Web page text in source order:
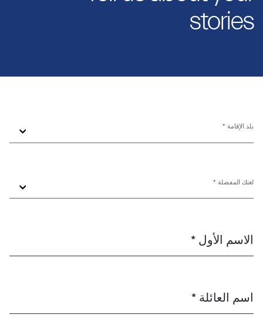
stories
بلد الإقامة *
لغتك المفضلة *
الاسم الأول *
اسم العائلة *